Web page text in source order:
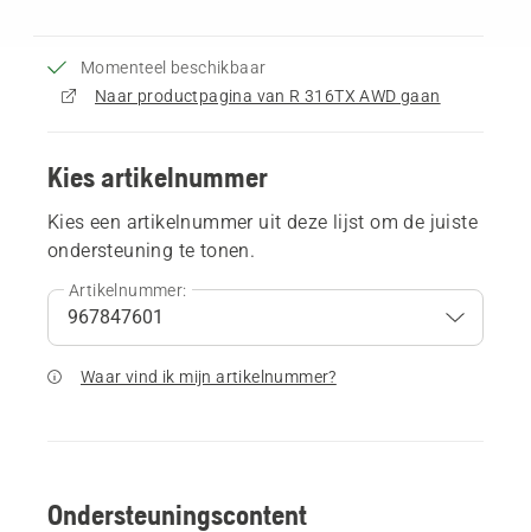
Momenteel beschikbaar
Naar productpagina van R 316TX AWD gaan
Kies artikelnummer
Kies een artikelnummer uit deze lijst om de juiste
ondersteuning te tonen.
Artikelnummer:
Waar vind ik mijn artikelnummer?
Ondersteuningscontent